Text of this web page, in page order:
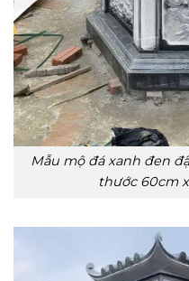
Mẫu mộ đá xanh đen
thước 60cm